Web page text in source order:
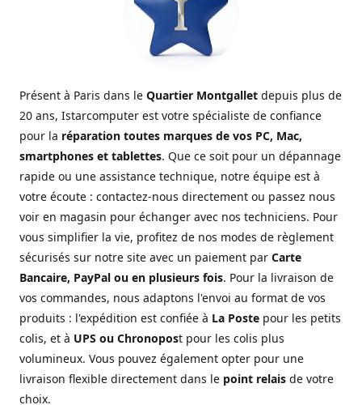
Présent à Paris dans le Quartier Montgallet depuis plus de
20 ans, Istarcomputer est votre spécialiste de confiance
pour la réparation toutes marques de vos PC, Mac,
smartphones et tablettes. Que ce soit pour un dépannage
rapide ou une assistance technique, notre équipe est à
votre écoute : contactez-nous directement ou passez nous
voir en magasin pour échanger avec nos techniciens. Pour
vous simplifier la vie, profitez de nos modes de règlement
sécurisés sur notre site avec un paiement par Carte
Bancaire, PayPal ou en plusieurs fois. Pour la livraison de
vos commandes, nous adaptons l'envoi au format de vos
produits : l'expédition est confiée à La Poste pour les petits
colis, et à UPS ou Chronopost pour les colis plus
volumineux. Vous pouvez également opter pour une
livraison flexible directement dans le point relais de votre
choix.